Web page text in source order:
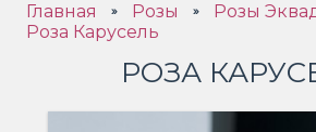
Главная » Розы » Розы
Роза Карусель
РОЗА